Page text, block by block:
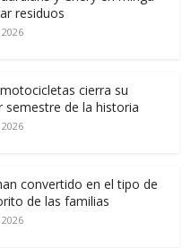
residuos
cierra su
semestre de la historia
convertido en el tipo de
de las familias